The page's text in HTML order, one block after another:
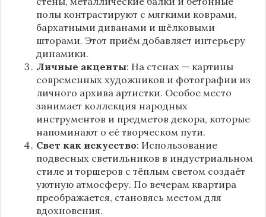
полы контрастируют с мягкими коврами,
бархатными диванами и шёлковыми
шторами. Этот приём добавляет интерьеру
динамики.
Личные акценты: На стенах — картины
современных художников и фотографии из
личного архива артистки. Особое место
занимает коллекция народных
инструментов и предметов декора, которые
напоминают о её творческом пути.
Свет как искусство: Использование
подвесных светильников в индустриальном
стиле и торшеров с тёплым светом создаёт
уютную атмосферу. По вечерам квартира
преображается, становясь местом для
вдохновения.